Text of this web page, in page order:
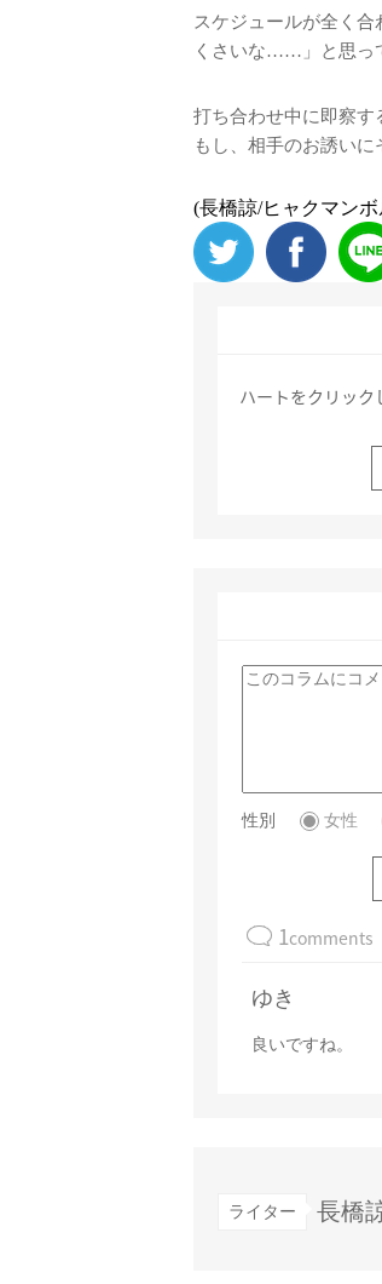
スケジュールが全く
くさいな……」と思っ
打ち合わせ中に即察す
もし、相手のお誘い
(長橋諒/ヒャクマン
ハートをクリック
性別 女性
1comments
ゆき
良いですね。
ライター 長橋